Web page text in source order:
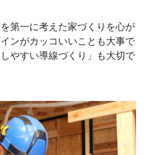
第一に考えた家づくりを心が
ンがカッコいいことも大事で
やすい導線づくり」も大切で